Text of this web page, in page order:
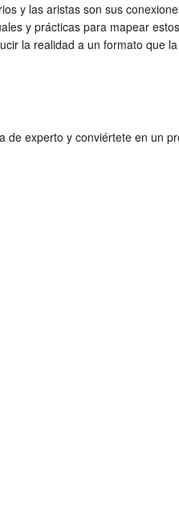
y las aristas son sus
y prácticas para mapear
la realidad a un formato que
experto y conviértete en un